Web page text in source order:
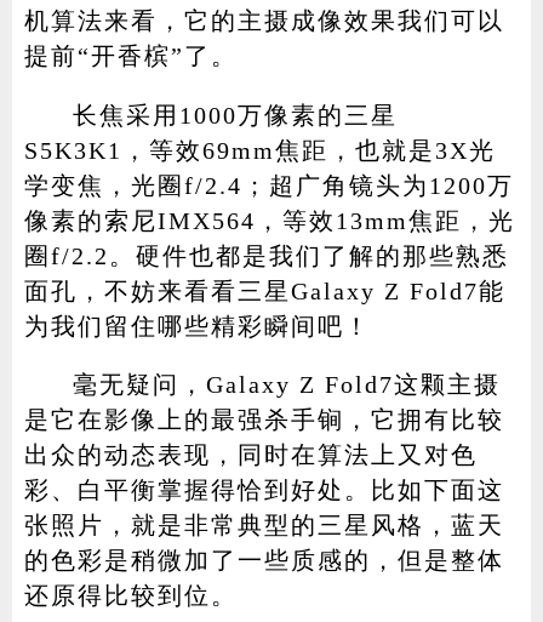
机算法来看，它的主摄成像效果我们可以
提前“开香槟”了。
长焦采用1000万像素的三星
S5K3K1，等效69mm焦距，也就是3X光
学变焦，光圈f/2.4；超广角镜头为1200万
像素的索尼IMX564，等效13mm焦距，光
圈f/2.2。硬件也都是我们了解的那些熟悉
面孔，不妨来看看三星Galaxy Z Fold7能
为我们留住哪些精彩瞬间吧！
毫无疑问，Galaxy Z Fold7这颗主摄
是它在影像上的最强杀手锏，它拥有比较
出众的动态表现，同时在算法上又对色
彩、白平衡掌握得恰到好处。比如下面这
张照片，就是非常典型的三星风格，蓝天
的色彩是稍微加了一些质感的，但是整体
还原得比较到位。